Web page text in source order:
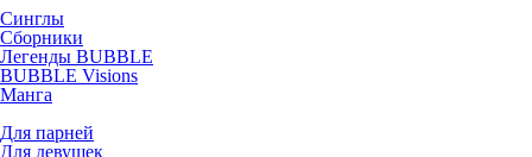
Синглы
Сборники
Легенды BUBBLE
BUBBLE Visions
Манга
Для парней
Для девушек